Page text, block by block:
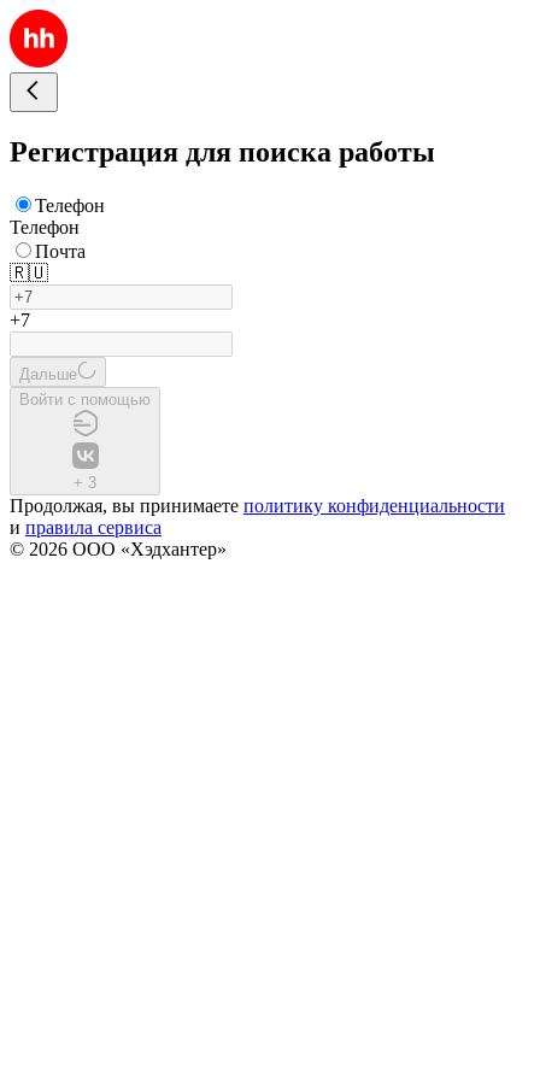
Регистрация для поиска работы
Телефон
Телефон
Почта
🇷🇺
+7
Дальше
Войти с помощью
+ 3
Продолжая, вы принимаете политику конфиденциальности
и правила сервиса
© 2026 ООО «Хэдхантер»